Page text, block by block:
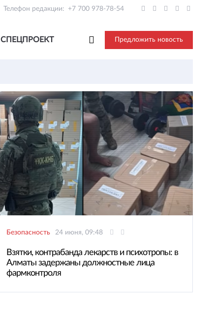
Телефон редакции: +7 700 978-78-54
СПЕЦПРОЕКТ Предложить новость
Безопасность 24 июня, 09:48
Взятки, контрабанда лекарств и психотропы: в
Алматы задержаны должностные лица
фармконтроля